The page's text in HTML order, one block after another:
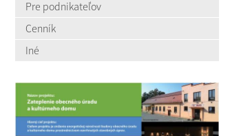
Pre podnikateľov
Cenník
Iné